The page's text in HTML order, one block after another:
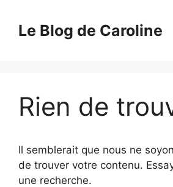
contenuLe Blog de Caroline
Rien de
Il semblerait que nous ne
de trouver votre contenu.
une recherche.